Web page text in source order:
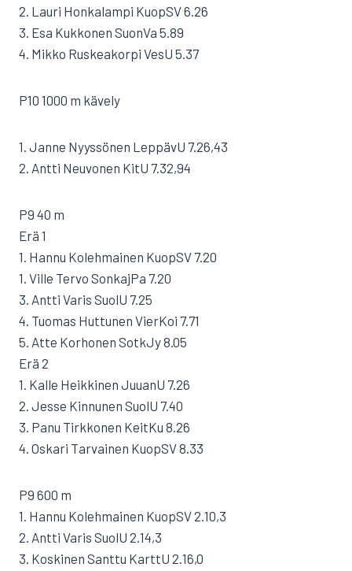
2. Lauri Honkalampi KuopSV 6.26
3. Esa Kukkonen SuonVa 5.89
4. Mikko Ruskeakorpi VesU 5.37
P10 1000 m kävely
1. Janne Nyyssönen LeppävU 7.26,43
2. Antti Neuvonen KitU 7.32,94
P9 40 m
Erä 1
1. Hannu Kolehmainen KuopSV 7.20
1. Ville Tervo SonkajPa 7.20
3. Antti Varis SuolU 7.25
4. Tuomas Huttunen VierKoi 7.71
5. Atte Korhonen SotkJy 8.05
Erä 2
1. Kalle Heikkinen JuuanU 7.26
2. Jesse Kinnunen SuolU 7.40
3. Panu Tirkkonen KeitKu 8.26
4. Oskari Tarvainen KuopSV 8.33
P9 600 m
1. Hannu Kolehmainen KuopSV 2.10,3
2. Antti Varis SuolU 2.14,3
3. Koskinen Santtu KarttU 2.16,0